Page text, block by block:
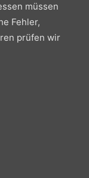
müssen
Fehler,
prüfen wir